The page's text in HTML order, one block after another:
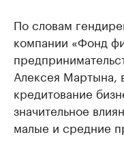
По словам
компании «Фонд
Алексея Мартына,
кредитование
значительное
малые и средние